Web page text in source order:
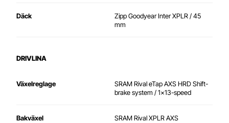
Däck
Zipp Goodyear Inter XPLR / 45
mm
DRIVLINA
Växelreglage
SRAM Rival eTap AXS HRD Shift-
brake system / 1x13-speed
Bakväxel SRAM Rival XPLR AXS